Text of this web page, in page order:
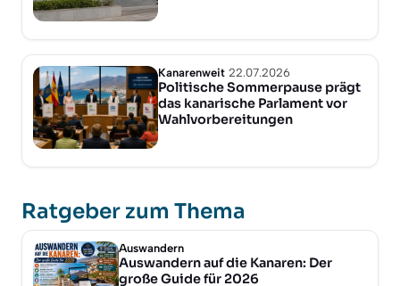
Kanarenweit 22.07.2026
Politische Sommerpause prägt
das kanarische Parlament vor
Wahlvorbereitungen
Ratgeber zum Thema
Auswandern
Auswandern auf die Kanaren: Der
große Guide für 2026